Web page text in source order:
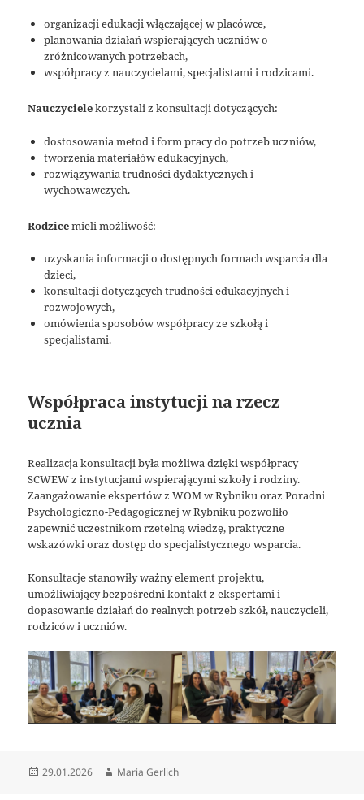
organizacji edukacji włączającej w placówce,
planowania działań wspierających uczniów o
zróżnicowanych potrzebach,
współpracy z nauczycielami, specjalistami i rodzicami.
Nauczycielekorzystali z konsultacji dotyczących:
dostosowania metod i form pracy do potrzeb uczniów,
tworzenia materiałów edukacyjnych,
rozwiązywania trudności dydaktycznych i
wychowawczych.
Rodzicemieli możliwość:
uzyskania informacji o dostępnych formach wsparcia dla
dzieci,
konsultacji dotyczących trudności edukacyjnych i
rozwojowych,
omówienia sposobów współpracy ze szkołą i
specjalistami.
Współpraca instytucji na rzecz
ucznia
Realizacja konsultacji była możliwa dzięki współpracy
SCWEW z instytucjami wspierającymi szkoły i rodziny.
Zaangażowanie ekspertów z WOM w Rybniku oraz Poradni
Psychologiczno-Pedagogicznej w Rybniku pozwoliło
zapewnić uczestnikom rzetelną wiedzę, praktyczne
wskazówki oraz dostęp do specjalistycznego wsparcia.
Konsultacje stanowiły ważny element projektu,
umożliwiający bezpośredni kontakt z ekspertami i
dopasowanie działań do realnych potrzeb szkół, nauczycieli,
rodziców i uczniów.
Data
29.01.2026 Autor
Maria Gerlich